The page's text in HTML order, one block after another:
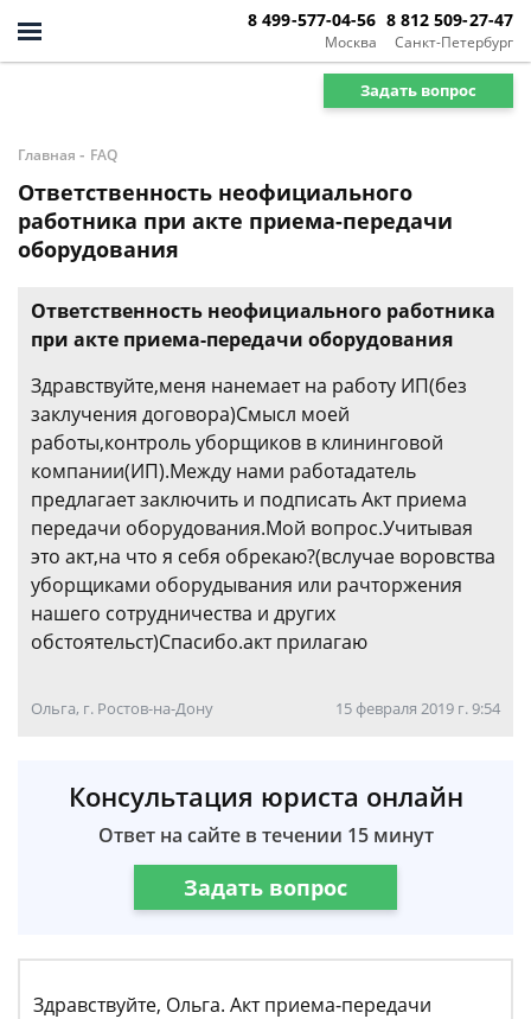
Москва
8 499-577-04-56
Санкт-Петербург
8 812 509-27-47
Задать вопрос
Главная - FAQ
Ответственность неофициального
работника при акте приема-передачи
оборудования
Ответственность неофициального работника
при акте приема-передачи оборудования
Здравствуйте,меня нанемает на работу ИП(без
заклучения договора)Смысл моей
работы,контроль уборщиков в клининговой
компании(ИП).Между нами работадатель
предлагает заключить и подписать Акт приема
передачи оборудования.Мой вопрос.Учитывая
это акт,на что я себя обрекаю?(вслучае воровства
уборщиками оборудывания или рачторжения
нашего сотрудничества и других
обстоятельст)Спасибо.акт прилагаю
Ольга, г. Ростов-на-Дону 15 февраля 2019 г. 9:54
Консультация юриста онлайн
Ответ на сайте в течении 15 минут
Задать вопрос
Здравствуйте, Ольга. Акт приема-передачи